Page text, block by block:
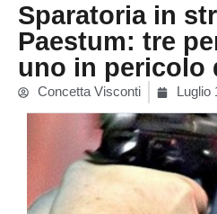
Sparatoria in
Paestum: tre
uno in pericolo
Concetta Visconti Luglio